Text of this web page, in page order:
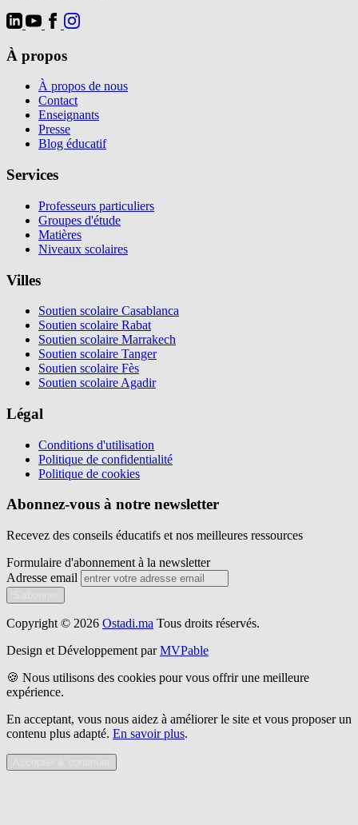
À propos
À propos de nous
Contact
Enseignants
Presse
Blog éducatif
Services
Professeurs particuliers
Groupes d'étude
Matières
Niveaux scolaires
Villes
Soutien scolaire Casablanca
Soutien scolaire Rabat
Soutien scolaire Marrakech
Soutien scolaire Tanger
Soutien scolaire Fès
Soutien scolaire Agadir
Légal
Conditions d'utilisation
Politique de confidentialité
Politique de cookies
Abonnez-vous à notre newsletter
Recevez des conseils éducatifs et nos meilleures ressources
Formulaire d'abonnement à la newsletter
Adresse email
Copyright © 2026 Ostadi.ma Tous droits réservés.
Design et Développement par MVPable
🍪 Nous utilisons des cookies pour vous offrir une meilleure
expérience.
En acceptant, vous nous aidez à améliorer le site et vous proposer un
contenu plus adapté. En savoir plus.